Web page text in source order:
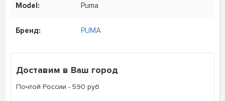
Model: Puma
Бренд: PUMA
Доставим в Ваш город
Почтой России - 590 руб